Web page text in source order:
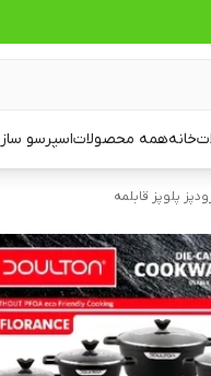
خانههمه محصولاتاسپرسو ساز
پلوپز قابلمه